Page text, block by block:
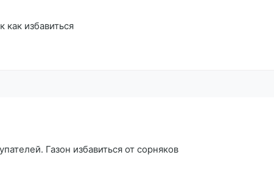
как избавиться
Газон избавиться от сорняков